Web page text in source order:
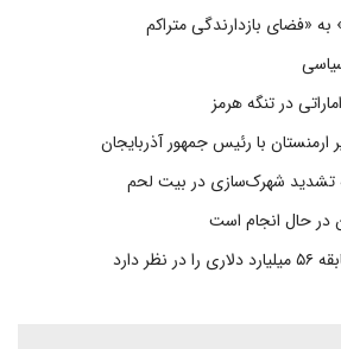
«فضای بازدارندگی متراکم
در تنگه هرمز
با رئیس جمهور آذربایجان
شهرک‌سازی در بیت‌ لحم
در حال انجام است
دارد